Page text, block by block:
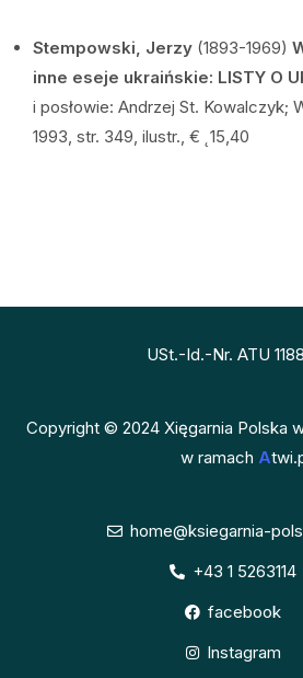
Stempowski, Jerzy (1893-1969)
inne eseje ukraińskie: LISTY O
i posłowie: Andrzej St. Kowalczyk;
1993, str. 349, ilustr., € ˛15,40
USt.-Id.-Nr. ATU
Copyright © 2024 Xięgarnia Polska
w ramach A
home@ksiegarnia-
+43 1 5263114
facebook
Instagram